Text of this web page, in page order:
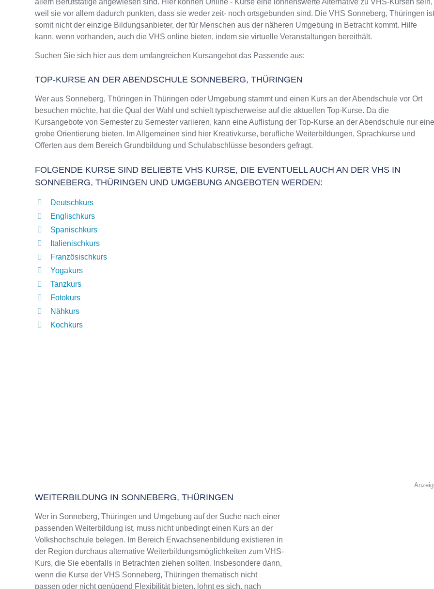
allem Berufstätige angewiesen sind. Hier können Online - Kurse eine lohnenswerte Alternative zu VHS-Kursen sein,
weil sie vor allem dadurch punkten, dass sie weder zeit- noch ortsgebunden sind. Die VHS Sonneberg, Thüringen ist
somit nicht der einzige Bildungsanbieter, der für Menschen aus der näheren Umgebung in Betracht kommt. Hilfe
kann, wenn vorhanden, auch die VHS online bieten, indem sie virtuelle Veranstaltungen bereithält.
Suchen Sie sich hier aus dem umfangreichen Kursangebot das Passende aus:
TOP-KURSE AN DER ABENDSCHULE SONNEBERG, THÜRINGEN
Wer aus Sonneberg, Thüringen in Thüringen oder Umgebung stammt und einen Kurs an der Abendschule vor Ort
besuchen möchte, hat die Qual der Wahl und schielt typischerweise auf die aktuellen Top-Kurse. Da die
Kursangebote von Semester zu Semester variieren, kann eine Auflistung der Top-Kurse an der Abendschule nur eine
grobe Orientierung bieten. Im Allgemeinen sind hier Kreativkurse, berufliche Weiterbildungen, Sprachkurse und
Offerten aus dem Bereich Grundbildung und Schulabschlüsse besonders gefragt.
FOLGENDE KURSE SIND BELIEBTE VHS KURSE, DIE EVENTUELL AUCH AN DER VHS IN
SONNEBERG, THÜRINGEN UND UMGEBUNG ANGEBOTEN WERDEN:
Deutschkurs
Englischkurs
Spanischkurs
Italienischkurs
Französischkurs
Yogakurs
Tanzkurs
Fotokurs
Nähkurs
Kochkurs
WEITERBILDUNG IN SONNEBERG, THÜRINGEN
Wer in Sonneberg, Thüringen und Umgebung auf der Suche nach einer
passenden Weiterbildung ist, muss nicht unbedingt einen Kurs an der
Volkshochschule belegen. Im Bereich Erwachsenenbildung existieren in
der Region durchaus alternative Weiterbildungsmöglichkeiten zum VHS-
Kurs, die Sie ebenfalls in Betrachten ziehen sollten. Insbesondere dann,
wenn die Kurse der VHS Sonneberg, Thüringen thematisch nicht
passen oder nicht genügend Flexibilität bieten, lohnt es sich, nach